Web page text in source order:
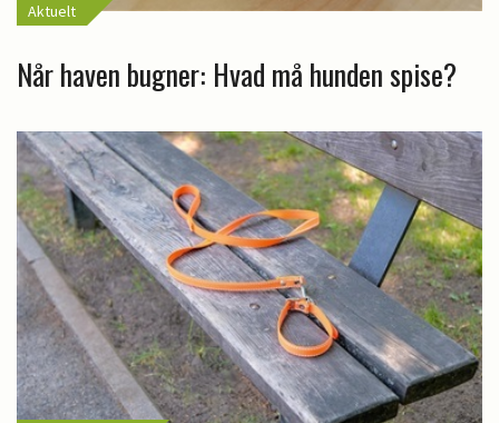
Aktuelt
Når haven bugner: Hvad må hunden spise?